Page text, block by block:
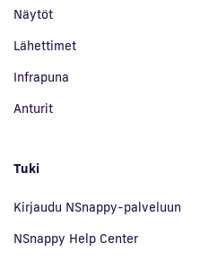
Näytöt
Lähettimet
Infrapuna
Anturit
Tuki
Kirjaudu NSnappy-palveluun
NSnappy Help Center